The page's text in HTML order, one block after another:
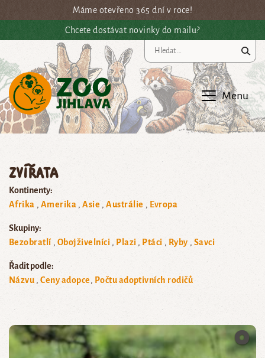
Přejít na hlavní obsahMáme otevřeno 365 dní v roce!
Chcete dostávat novinky do mailu?
Menu
Zvířata
Kontinenty:
Afrika
Amerika Asie Austrálie Evropa
Skupiny:
Bezobratlí
Obojživelníci Plazi Ptáci Ryby Savci
Řadit podle:
Názvu
Ceny adopce Počtu adoptivních rodičů